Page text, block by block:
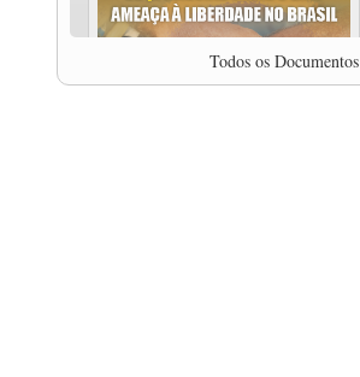
professor da Unisinos e Doutor em Ciências da
Comunicação da USP, Rafael Grohmann, que
coordena uma pesquisa internacional que visa
pressionar as plataformas digitais por melhores
Todos os Documentos